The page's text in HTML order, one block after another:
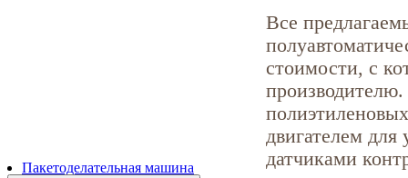
Пакетоделательная машина
Все
стоимости, с
двигателем
датчиками